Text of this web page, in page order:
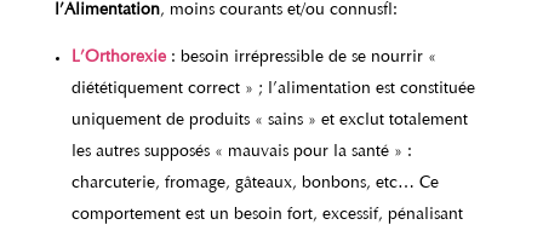
l’Alimentation, moins courants et/ou connus :
L’Orthorexie: besoin irrépressible de se nourrir «
diététiquement correct » ; l’alimentation est constituée
uniquement de produits « sains » et exclut totalement
les autres supposés « mauvais pour la santé » :
charcuterie, fromage, gâteaux, bonbons, etc… Ce
comportement est un besoin fort, excessif, pénalisant